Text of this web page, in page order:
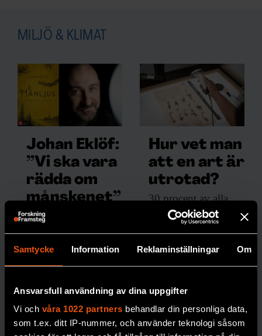
Samtycke Information Reklaminställningar Om
Ansvarsfull användning av dina uppgifter
Vi och våra 1022 partners behandlar din personliga data,
som t.ex. ditt IP-nummer, och använder teknologi såsom
MILJÖ & KLIMAT
Johan Eklöf:
”Vi ska vara
rädda om
månskenet”
I boken Månljus
skildrar biologen
Johan Eklöf de
jorden.
MÅNEN
Hur vet man
att en art är
utrotad?
30 procent avalla
arter som har klassats
som utrotade
Med matematiska
bedömningarna få
PREMIUM